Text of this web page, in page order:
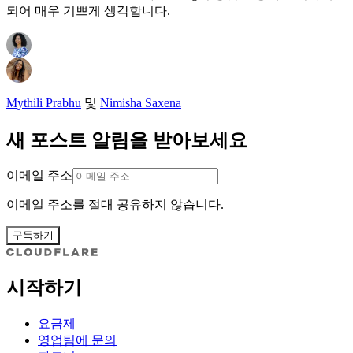
되어 매우 기쁘게 생각합니다.
Mythili Prabhu 및 Nimisha Saxena
새 포스트 알림을 받아보세요
이메일 주소
이메일 주소를 절대 공유하지 않습니다.
구독하기
시작하기
요금제
영업팀에 문의